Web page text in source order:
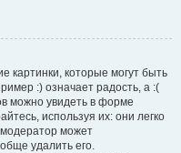
картинки, которые могут быть
:) означает радость, а :(
можно увидеть в форме
используя их: они легко
может
удалить его.